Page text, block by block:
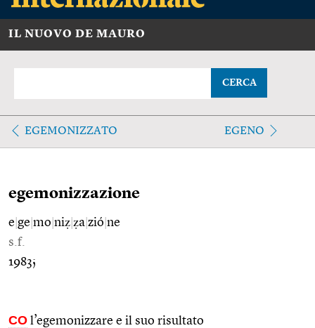
IL NUOVO DE MAURO
CERCA
EGEMONIZZATO EGENO
egemonizzazione
e ge mo niẓ ẓa zió ne
s.f.
1983;
CO l’egemonizzare e il suo risultato